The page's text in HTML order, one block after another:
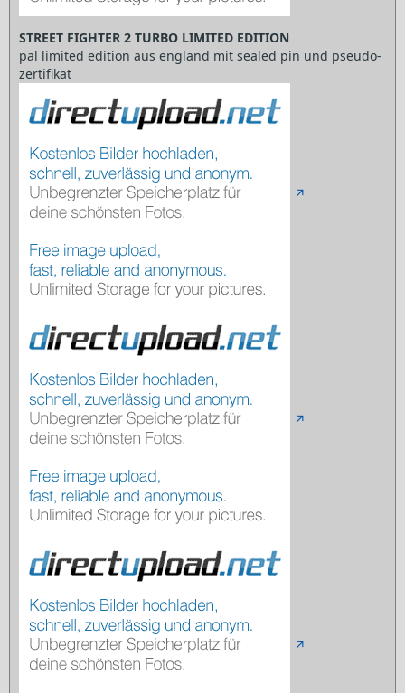
STREET FIGHTER 2 TURBO LIMITED EDITION
pal limited edition aus england mit sealed pin und pseudo-
zertifikat